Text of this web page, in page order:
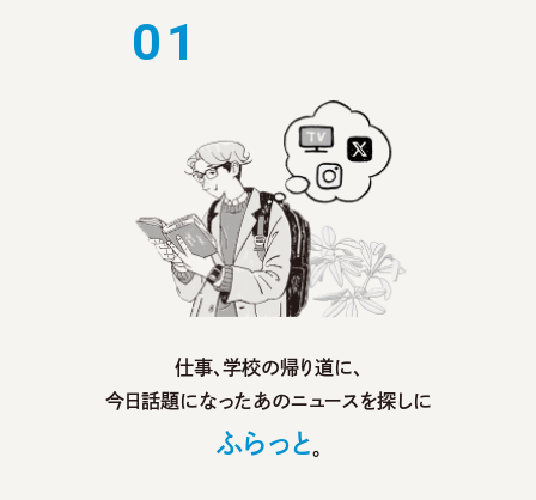
仕事、学校の帰り道に、
今日話題になったあのニュースを探しに
ふらっと。